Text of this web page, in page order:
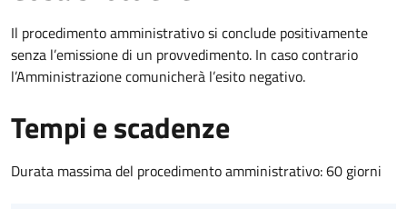
Il procedimento amministrativo si conclude positivamente
senza l’emissione di un provvedimento. In caso contrario
l’Amministrazione comunicherà l’esito negativo.
Tempi e scadenze
Durata massima del procedimento amministrativo: 60 giorni